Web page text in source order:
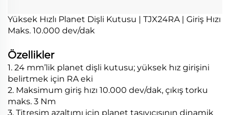
Yüksek Hızlı Planet Dişli Kutusu | TJX24RA | Giriş Hızı
Maks. 10.000 dev/dak
Özellikler
1. 24 mm’lik planet dişli kutusu; yüksek hız girişini
belirtmek için RA eki
2. Maksimum giriş hızı 10.000 dev/dak, çıkış torku
maks. 3 Nm
3. Titreşim azaltımı için planet taşıyıcısının dinamik